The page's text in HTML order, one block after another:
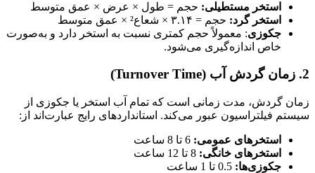
استخر مستطیلی: حجم = طول × عرض × عمق متوسط
استخر گرد: حجم = ۳.۱۴ × شعاع² × عمق متوسط
جکوزی: معمولاً حجم کمتری نسبت به استخر دارد و به‌صورت
خاص اندازه‌گیری می‌شود.
2. زمان گردش آب (Turnover Time)
زمان گردش، مدت زمانی است که تمام آب استخر یا جکوزی از
سیستم فیلتراسیون عبور می‌کند. استانداردهای رایج عبارت‌اند از:
استخرهای عمومی:
استخرهای خانگی:
جکوزی‌ها: